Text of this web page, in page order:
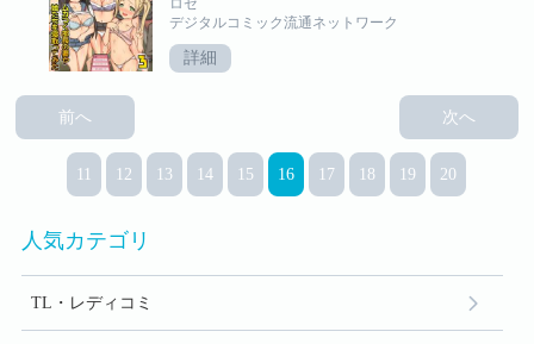
ロゼ
デジタルコミック流通ネットワーク
詳細
前へ
11 12 13 14 15 16 17 18 19 20
次へ
人気カテゴリ
TL・レディコミ